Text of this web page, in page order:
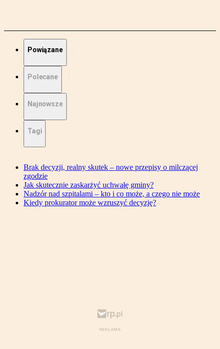
Powiązane
Polecane
Najnowsze
Tagi
Brak decyzji, realny skutek – nowe przepisy o milczącej
zgodzie
Jak skutecznie zaskarżyć uchwałę gminy?
Nadzór nad szpitalami – kto i co może, a czego nie może
Kiedy prokurator może wzruszyć decyzję?